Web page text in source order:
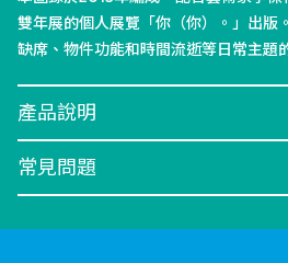
雙年展的個人展覽「你（你）。」出版
缺席、物件功能和時間流逝等日常主題
產品說明
常見問題